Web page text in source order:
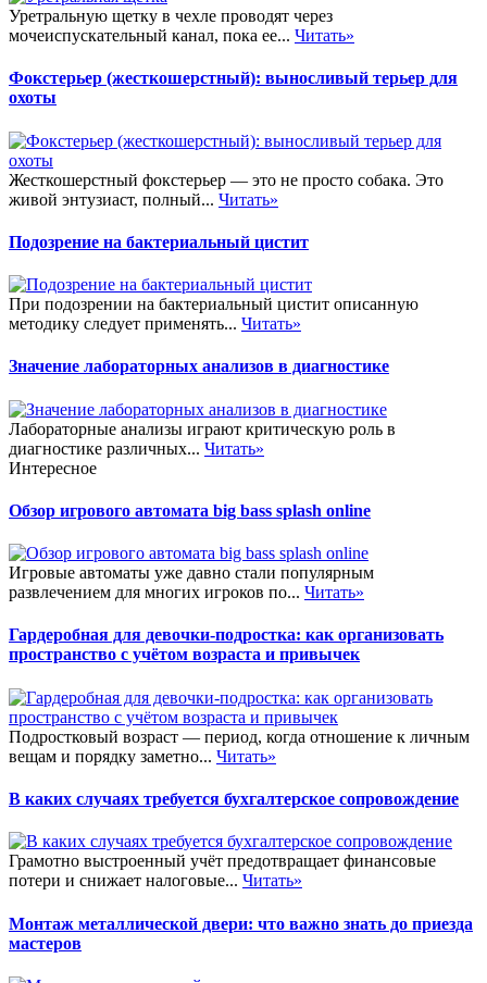
Уретральную щетку в чехле проводят через
мочеиспускательный канал, пока ее... Читать»
Фокстерьер (жесткошерстный): выносливый терьер для
охоты
Жесткошерстный фокстерьер — это не просто собака. Это
живой энтузиаст, полный... Читать»
Подозрение на бактериальный цистит
При подозрении на бактериальный цистит описанную
методику следует применять... Читать»
Значение лабораторных анализов в диагностике
Лабораторные анализы играют критическую роль в
диагностике различных... Читать»
Интересное
Обзор игрового автомата big bass splash online
Игровые автоматы уже давно стали популярным
развлечением для многих игроков по... Читать»
Гардеробная для девочки-подростка: как организовать
пространство с учётом возраста и привычек
Подростковый возраст — период, когда отношение к личным
вещам и порядку заметно... Читать»
В каких случаях требуется бухгалтерское сопровождение
Грамотно выстроенный учёт предотвращает финансовые
потери и снижает налоговые... Читать»
Монтаж металлической двери: что важно знать до приезда
мастеров